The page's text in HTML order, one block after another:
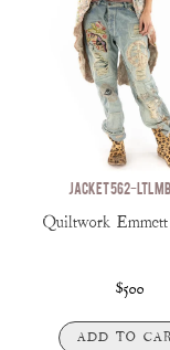
JACKET 562-
Quiltwork
$500
ADD TO